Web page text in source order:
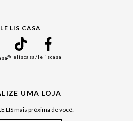
LE LIS CASA
@leliscasa/leliscasa
UMA LOJA
LIS mais próxima de você: